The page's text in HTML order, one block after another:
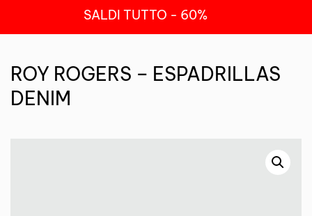
SALDI TUTTO - 60%
ROY ROGERS – ESPADRILLAS
DENIM